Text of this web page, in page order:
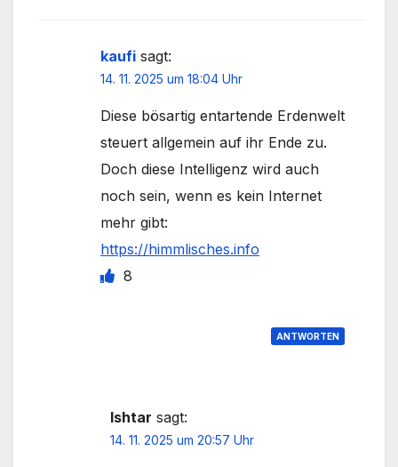
kaufi sagt:
14. 11. 2025 um 18:04 Uhr
Diese bösartig entartende Erdenwelt
steuert allgemein auf ihr Ende zu.
Doch diese Intelligenz wird auch
noch sein, wenn es kein Internet
mehr gibt:
https://himmlisches.info
8
ANTWORTEN
Ishtar sagt:
14. 11. 2025 um 20:57 Uhr